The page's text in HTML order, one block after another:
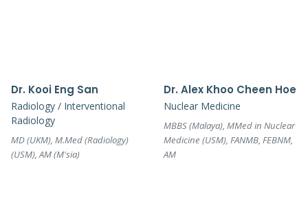
Dr. Kooi Eng San
Radiology / Interventional
Radiology
MD (UKM), M.Med (Radiology)
(USM), AM (M'sia)
Dr. Alex Khoo Cheen Hoe
Nuclear Medicine
MBBS (Malaya), MMed in Nuclear
Medicine (USM), FANMB, FEBNM,
AM